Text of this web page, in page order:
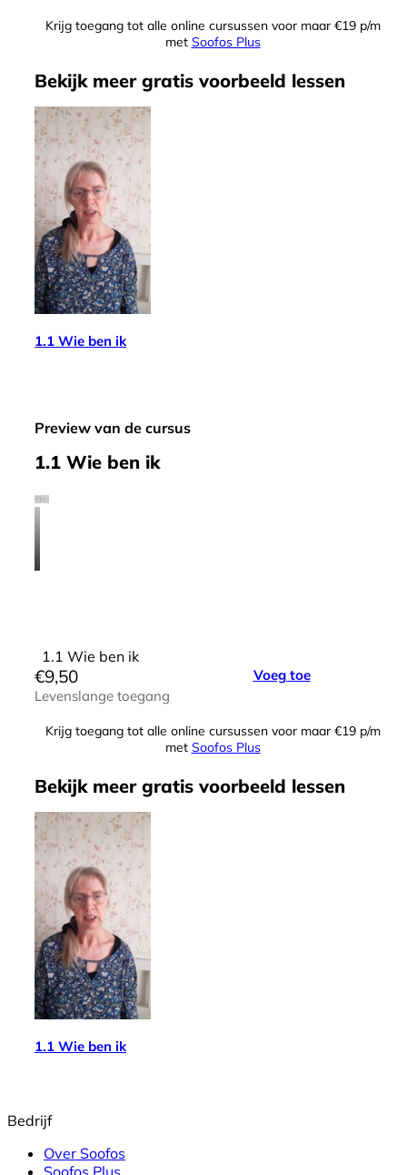
Krijg toegang tot alle online cursussen voor maar €19 p/m
met Soofos Plus
Bekijk meer gratis voorbeeld lessen
1.1 Wie ben ik
Preview van de cursus
1.1 Wie ben ik
1.1 Wie ben ik
€9,50
Levenslange toegang
Voeg toe
Krijg toegang tot alle online cursussen voor maar €19 p/m
met Soofos Plus
Bekijk meer gratis voorbeeld lessen
1.1 Wie ben ik
Bedrijf
Over Soofos
Soofos Plus